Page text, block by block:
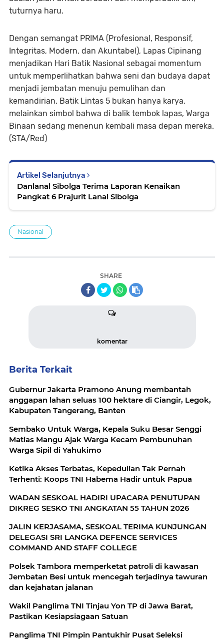
tuturnya haru.
Dengan semangat PRIMA (Profesional, Responsif,
Integritas, Modern, dan Akuntabel), Lapas Cipinang
menjadikan Hari Batik Nasional sebagai momentum
untuk memperlihatkan bahwa seni dan budaya dapat
menjadi jembatan menuju pemulihan dan
kemandirian. Batik Lintas 5 bukan hanya karya,
melainkan simbol bahwa di balik tembok lapas, Warga
Binaan sedang menenun kembali masa depan mereka.
(STA/Red)
Artikel Selanjutnya
Danlanal Sibolga Terima Laporan Kenaikan
Pangkat 6 Prajurit Lanal Sibolga
Nasional
SHARE
komentar
Berita Terkait
Gubernur Jakarta Pramono Anung membantah
anggapan lahan seluas 100 hektare di Ciangir, Legok,
Kabupaten Tangerang, Banten
Sembako Untuk Warga, Kepala Suku Besar Senggi
Matias Mangu Ajak Warga Kecam Pembunuhan
Warga Sipil di Yahukimo
Ketika Akses Terbatas, Kepedulian Tak Pernah
Terhenti: Koops TNI Habema Hadir untuk Papua
WADAN SESKOAL HADIRI UPACARA PENUTUPAN
DIKREG SESKO TNI ANGKATAN 55 TAHUN 2026
JALIN KERJASAMA, SESKOAL TERIMA KUNJUNGAN
DELEGASI SRI LANGKA DEFENCE SERVICES
COMMAND AND STAFF COLLEGE
Polsek Tambora memperketat patroli di kawasan
Jembatan Besi untuk mencegah terjadinya tawuran
dan kejahatan jalanan
Wakil Panglima TNI Tinjau Yon TP di Jawa Barat,
Pastikan Kesiapsiagaan Satuan
Panglima TNI Pimpin Pantukhir Pusat Seleksi